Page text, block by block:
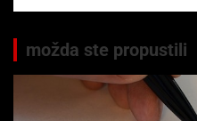
možda ste propustili